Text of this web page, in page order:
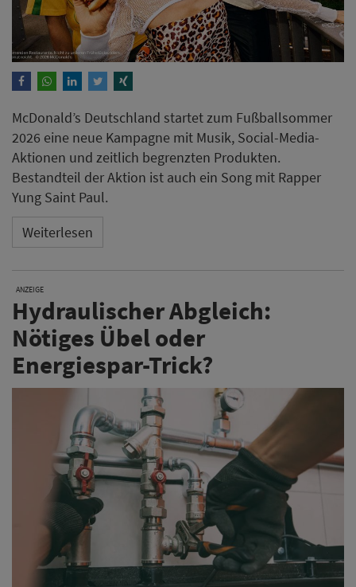
McDonald’s Deutschland startet zum Fußballsommer
2026 eine neue Kampagne mit Musik, Social-Media-
Aktionen und zeitlich begrenzten Produkten.
Bestandteil der Aktion ist auch ein Song mit Rapper
Yung Saint Paul.
Weiterlesen
ANZEIGE
Hydraulischer Abgleich:
Nötiges Übel oder
Energiespar-Trick?